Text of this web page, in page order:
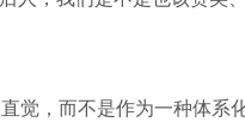
觉，而不是作为一种体系